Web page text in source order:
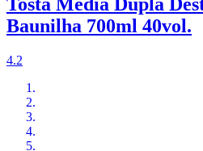
Baunilha 700ml 40vol.
4.2